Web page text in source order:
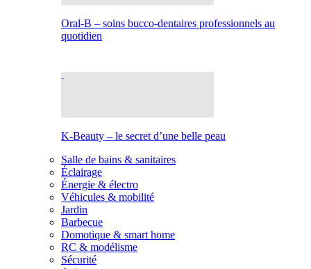
Oral-B – soins bucco-dentaires professionnels au
quotidien
K-Beauty – le secret d’une belle peau
Salle de bains & sanitaires
Éclairage
Énergie & électro
Véhicules & mobilité
Jardin
Barbecue
Domotique & smart home
RC & modélisme
Sécurité